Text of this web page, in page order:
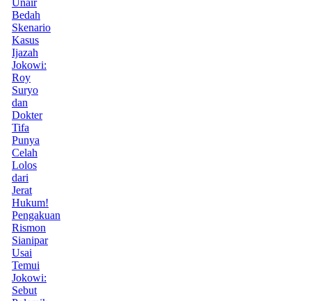
Bedah
Skenario
Kasus
Ijazah
Jokowi:
Roy
Suryo
dan
Dokter
Tifa
Punya
Celah
Lolos
dari
Jerat
Hukum!
Pengakuan
Rismon
Sianipar
Usai
Temui
Jokowi:
Sebut